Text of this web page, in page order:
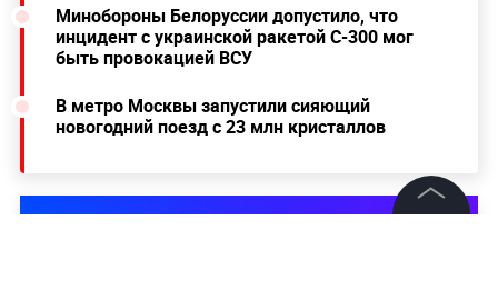
Минобороны Белоруссии допустило, что
инцидент с украинской ракетой С-300 мог
быть провокацией ВСУ
В метро Москвы запустили сияющий
новогодний поезд с 23 млн кристаллов